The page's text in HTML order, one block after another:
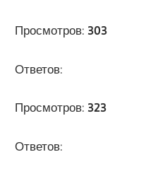
Просмотров:303
Ответов:
Просмотров:323
Ответов: